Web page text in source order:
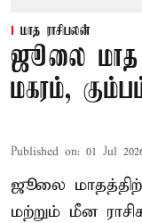
மாத ராசிபலன்
ஜூலை மாத
மகரம்,
Published on: 01 Jul
ஜூலை
மற்றும் மீன